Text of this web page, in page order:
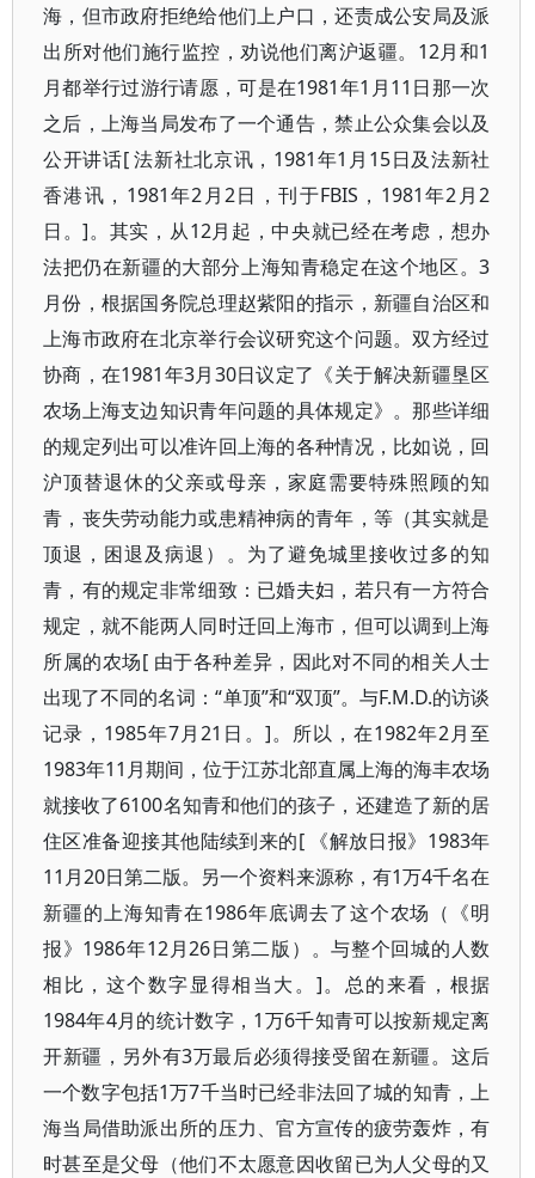
海，但市政府拒绝给他们上户口，还责成公安局及派
出所对他们施行监控，劝说他们离沪返疆。12月和1
月都举行过游行请愿，可是在1981年1月11日那一次
之后，上海当局发布了一个通告，禁止公众集会以及
公开讲话[ 法新社北京讯，1981年1月15日及法新社
香港讯，1981年2月2日，刊于FBIS，1981年2月2
日。]。其实，从12月起，中央就已经在考虑，想办
法把仍在新疆的大部分上海知青稳定在这个地区。3
月份，根据国务院总理赵紫阳的指示，新疆自治区和
上海市政府在北京举行会议研究这个问题。双方经过
协商，在1981年3月30日议定了《关于解决新疆垦区
农场上海支边知识青年问题的具体规定》。那些详细
的规定列出可以准许回上海的各种情况，比如说，回
沪顶替退休的父亲或母亲，家庭需要特殊照顾的知
青，丧失劳动能力或患精神病的青年，等（其实就是
顶退，困退及病退）。为了避免城里接收过多的知
青，有的规定非常细致：已婚夫妇，若只有一方符合
规定，就不能两人同时迁回上海市，但可以调到上海
所属的农场[ 由于各种差异，因此对不同的相关人士
出现了不同的名词：“单顶”和“双顶”。与F.M.D.的访谈
记录，1985年7月21日。]。所以，在1982年2月至
1983年11月期间，位于江苏北部直属上海的海丰农场
就接收了6100名知青和他们的孩子，还建造了新的居
住区准备迎接其他陆续到来的[ 《解放日报》1983年
11月20日第二版。另一个资料来源称，有1万4千名在
新疆的上海知青在1986年底调去了这个农场（《明
报》1986年12月26日第二版）。与整个回城的人数
相比，这个数字显得相当大。]。总的来看，根据
1984年4月的统计数字，1万6千知青可以按新规定离
开新疆，另外有3万最后必须得接受留在新疆。这后
一个数字包括1万7千当时已经非法回了城的知青，上
海当局借助派出所的压力、官方宣传的疲劳轰炸，有
时甚至是父母（他们不太愿意因收留已为人父母的又